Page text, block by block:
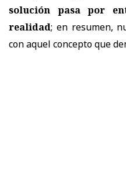
solución pasa por
realidad; en resumen,
con aquel concepto que